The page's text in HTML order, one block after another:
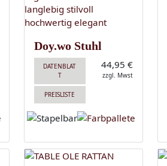
Doy.wo Stuhl
DATENBLAT
T
PREISLISTE
44,95 €
zzgl. Mwst